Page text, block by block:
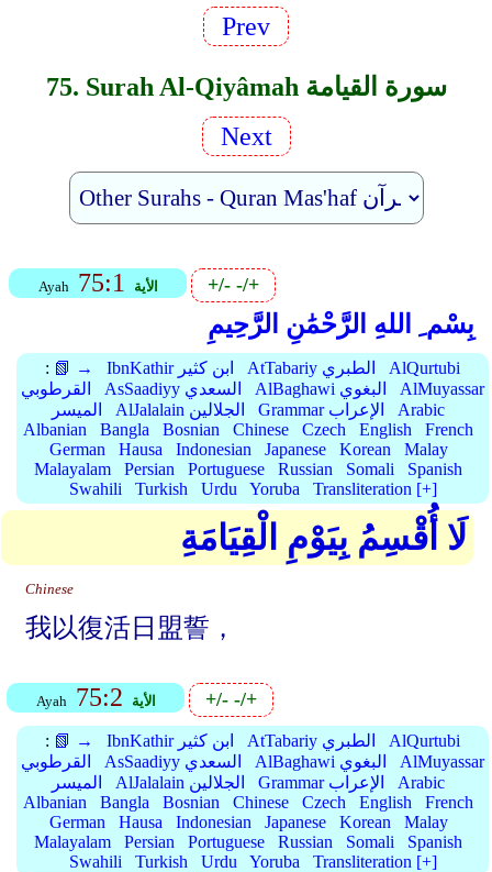
Prev
75. Surah Al-Qiyâmah سورة القيامة
Next
Ayah 75:1 الأية +/--/+
بِسْم ِ اللهِ الرَّحْمَٰنِ الرَّحِيمِ
: 📗 → IbnKathir ابن كثير AtTabariy الطبري
AlQurtubi
القرطوبي
AsSaadiyy السعدي AlBaghawi البغوي
AlMuyassar
الميسر
AlJalalain الجلالين Grammar الإعراب
Arabic
Albanian
Bangla Bosnian Chinese Czech English
French
German
Hausa Indonesian Japanese Korean
Malay
Malayalam
Persian Portuguese Russian Somali
Spanish
Swahili
Turkish Urdu Yoruba Transliteration [+]
لَا أُقْسِمُ بِيَوْمِ الْقِيَامَةِ
Chinese
我以復活日盟誓，
Ayah 75:2 الأية +/--/+
: 📗 → IbnKathir ابن كثير AtTabariy الطبري
AlQurtubi
القرطوبي
AsSaadiyy السعدي AlBaghawi البغوي
AlMuyassar
الميسر
AlJalalain الجلالين Grammar الإعراب
Arabic
Albanian
Bangla Bosnian Chinese Czech English
French
German
Hausa Indonesian Japanese Korean
Malay
Malayalam
Persian Portuguese Russian Somali
Spanish
Swahili
Turkish Urdu Yoruba Transliteration [+]